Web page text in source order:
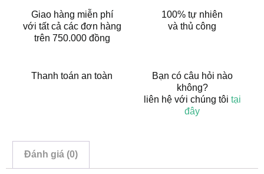
Giao hàng miễn phí
với tất cả các đơn hàng
trên 750.000 đồng
100% tự nhiên
và thủ công
Thanh toán an toàn
Bạn có câu hỏi nào
không?
liên hệ với chúng tôi tại
đây
Đánh giá (0)